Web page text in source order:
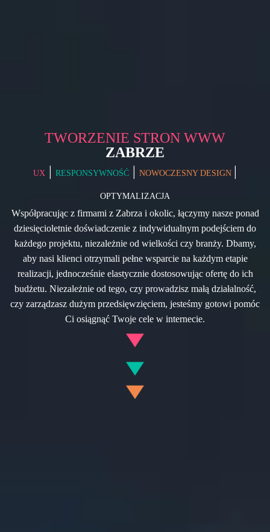
TWORZENIE STRON WWW
ZABRZE
UX | RESPONSYWNOŚĆ | NOWOCZESNY DESIGN |
OPTYMALIZACJA
Współpracując z firmami z Zabrza i okolic, łączymy nasze ponad
dziesięcioletnie doświadczenie z indywidualnym podejściem do
każdego projektu, niezależnie od wielkości czy branży. Dbamy,
aby nasi klienci otrzymali pełne wsparcie na każdym etapie
realizacji, jednocześnie elastycznie dostosowując ofertę do ich
budżetu. Niezależnie od tego, czy prowadzisz małą działalność,
czy zarządzasz dużym przedsięwzięciem, jesteśmy gotowi pomóc
Ci osiągnąć Twoje cele w internecie.